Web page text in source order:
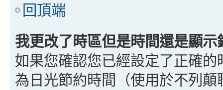
回頂端
我更改了時區但是時間還是顯示
如果您確認您已經設定了正確
為日光節約時間（使用於不列